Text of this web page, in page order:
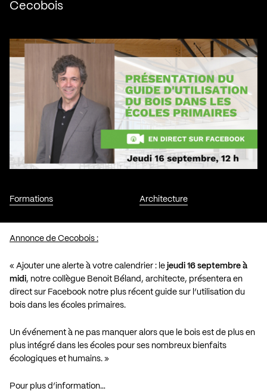
Cecobois
Formations Architecture
Annonce de Cecobois :
« Ajouter une alerte à votre calendrier : le jeudi 16 septembre à
midi, notre collègue Benoit Béland, architecte, présentera en
direct sur Facebook notre plus récent guide sur l’utilisation du
bois dans les écoles primaires.
Un événement à ne pas manquer alors que le bois est de plus en
plus intégré dans les écoles pour ses nombreux bienfaits
écologiques et humains. »
Pour plus d’information…